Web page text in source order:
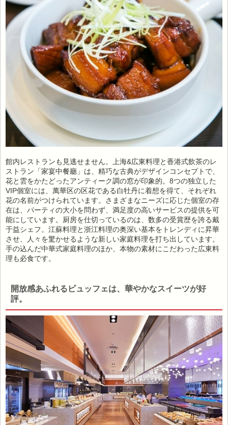
館内レストランも見逃せません。上海&広東料理と香港式飲茶のレ
ストラン「家宴中餐廳」は、精巧な古典がデザインコンセプトで、
花と雲をかたどったアンティーク調の窓が印象的。8つの独立した
VIP個室には、萬華区の区花である白牡丹に着想を得て、それぞれ
花の名前がつけられています。さまざまなニーズに応じた個室の存
在は、パーティの大小を問わず、満足度の高いサービスの提供を可
能にしています。厨房を仕切っているのは、数多の受賞歴を誇る戴
于益シェフ。江蘇料理と浙江料理の奥深い基本をトレンディに昇華
させ、人々を驚かせるような新しい家庭料理を打ち出しています。
手の込んだ中華式家庭料理のほか、本物の素材にこだわった広東料
理も必食です。
開放感あふれるビュッフェは、華やかなスイーツが好
評。